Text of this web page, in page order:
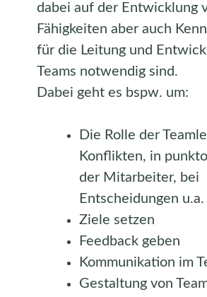
dabei auf der Entwicklung
Fähigkeiten aber auch
für die Leitung und
Teams notwendig sind.
Dabei geht es bspw. um:
Die Rolle der
Konflikten, in
der Mitarbeiter, bei
Entscheidungen u.a.
Ziele setzen
Feedback geben
Kommunikation im
Gestaltung von